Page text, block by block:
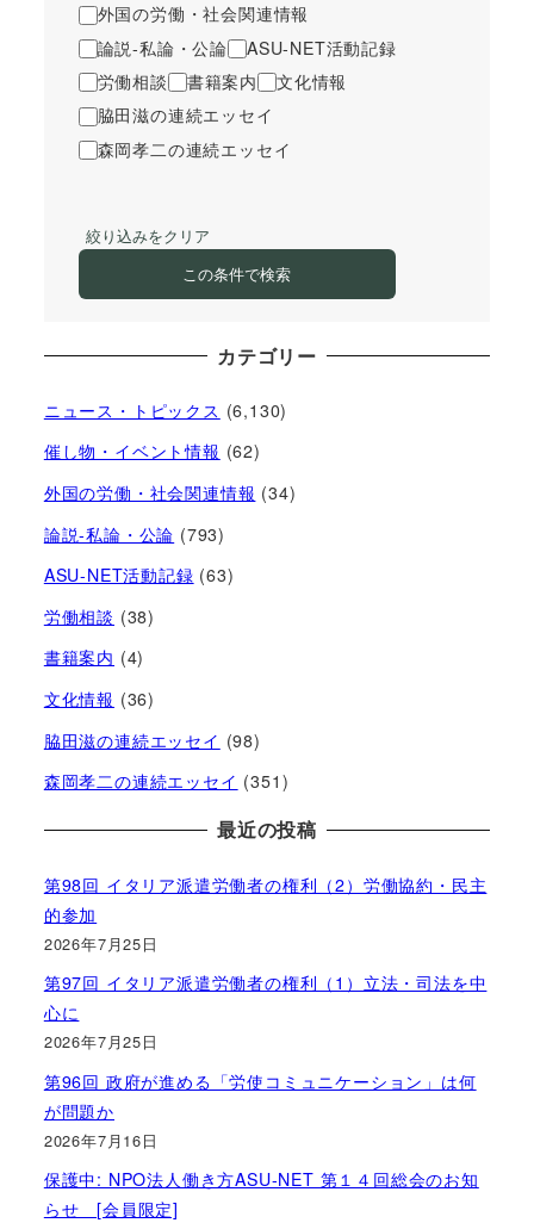
外国の労働・社会関連情報
論説-私論・公論
ASU-NET活動記録
労働相談
書籍案内
文化情報
脇田滋の連続エッセイ
森岡孝二の連続エッセイ
絞り込みをクリア
この条件で検索
カテゴリー
ニュース・トピックス (6,130)
催し物・イベント情報 (62)
外国の労働・社会関連情報 (34)
論説-私論・公論 (793)
ASU-NET活動記録 (63)
労働相談 (38)
書籍案内 (4)
文化情報 (36)
脇田滋の連続エッセイ (98)
森岡孝二の連続エッセイ (351)
最近の投稿
第98回 イタリア派遣労働者の権利（2）労働協約・民主
的参加
2026年7月25日
第97回 イタリア派遣労働者の権利（1）立法・司法を中
心に
2026年7月25日
第96回 政府が進める「労使コミュニケーション」は何
が問題か
2026年7月16日
保護中: NPO法人働き方ASU-NET 第１４回総会のお知
らせ [会員限定]